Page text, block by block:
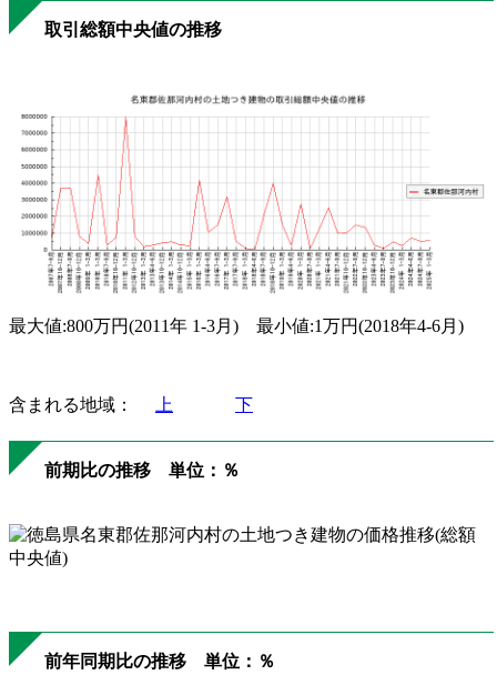
取引総額中央値の推移
最大値:800万円(2011年 1-3月) 最小値:1万円(2018年4-6月)
含まれる地域： 上 下
前期比の推移 単位：％
前年同期比の推移 単位：％